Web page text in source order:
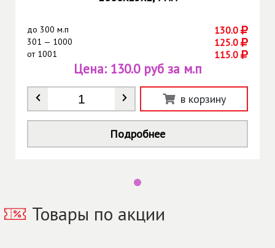
до 300 м.п 130.0
301 — 1000 125.0
от1001 115.0
Количество *
Цена: 130.0 руб за м.п
в корзину
Подробнее
Товары по акции